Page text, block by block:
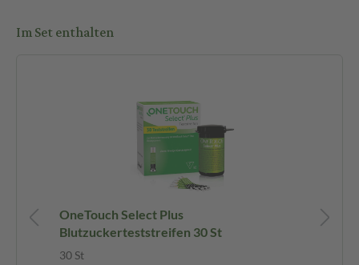
Im Set enthalten
OneTouch Select Plus
Blutzuckerteststreifen 30 St
30 St